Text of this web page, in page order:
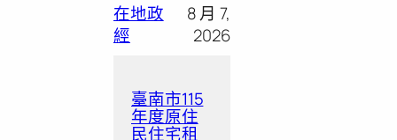
在地政
經
8 月 7,
2026
臺南市115
年度原住
民住宅租